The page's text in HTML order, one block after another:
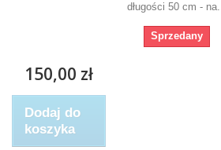
długości 50 cm -
Sprzedany
150,00 zł
Dodaj do
koszyka